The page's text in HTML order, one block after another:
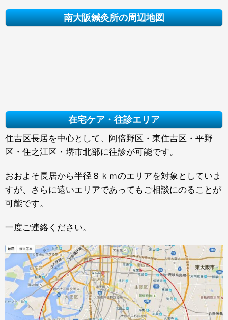
南大阪鍼灸所の周辺地図
在宅ケア・往診エリア
住吉区長居を中心として、阿倍野区・東住吉区・平野
区・住之江区・堺市北部に往診が可能です。
おおよそ長居から半径８ｋｍのエリアを対象としていま
すが、さらに遠いエリアであってもご相談にのることが
可能です。
一度ご連絡ください。